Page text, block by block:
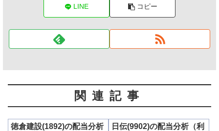
LINE コピー
関連記事
徳倉建設(1892)の配当分析
日伝(9902)の配当分析（利